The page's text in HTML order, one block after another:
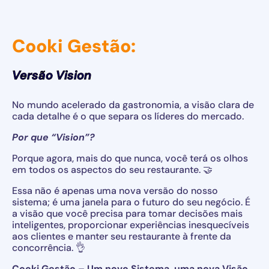
Cooki Gestão:
Versão Vision
No mundo acelerado da gastronomia, a visão clara de
cada detalhe é o que separa os líderes do mercado.
Por que “Vision”?
Porque agora, mais do que nunca, você terá os olhos
em todos os aspectos do seu restaurante. 🤝
Essa não é apenas uma nova versão do nosso
sistema; é uma janela para o futuro do seu negócio. É
a visão que você precisa para tomar decisões mais
inteligentes, proporcionar experiências inesquecíveis
aos clientes e manter seu restaurante à frente da
concorrência. 👌